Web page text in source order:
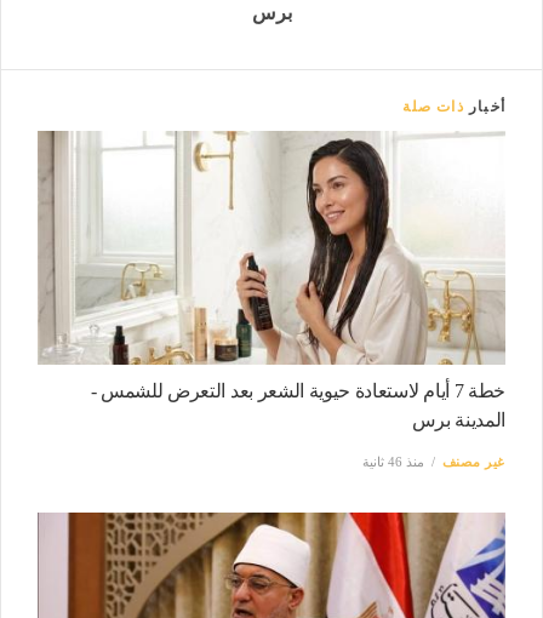
برس
أخبار ذات صلة
خطة 7 أيام لاستعادة حيوية الشعر بعد التعرض للشمس -
المدينة برس
غير مصنف منذ 46 ثانية